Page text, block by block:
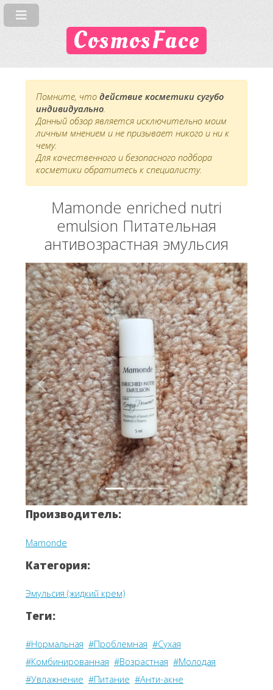
CosmosFace
Помните, что действие косметики сугубо
индивидуально.
Данный обзор является исключительно моим
личным мнением и не призывает никого и ни к
чему.
Для качественного и безопасного подбора
косметики обратитесь к специалисту.
Mamonde enriched nutri
emulsion Питательная
антивозрастная эмульсия
Вперёд Назад
Производитель:
Mamonde
Категория:
Эмульсия (жидкий крем)
Теги:
#Нормальная #Проблемная #Сухая
#Комбинированная #Возрастная #Молодая
#Увлажнение #Питание #Анти-акне